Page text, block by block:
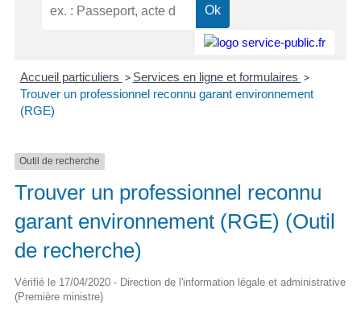
Accueil particuliers > Services en ligne et formulaires >
Trouver un professionnel reconnu garant environnement
(RGE)
Outil de recherche
Trouver un professionnel reconnu
garant environnement (RGE) (Outil
de recherche)
Vérifié le 17/04/2020 - Direction de l'information légale et administrative
(Première ministre)